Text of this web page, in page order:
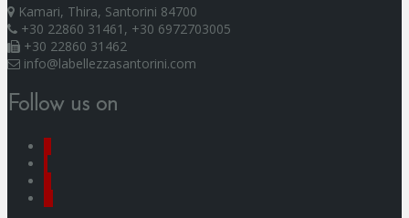
Kamari, Thira, Santorini 84700
+30 22860 31461, +30 6972703005
+30 22860 31462
info@labellezzasantorini.com
Follow us on